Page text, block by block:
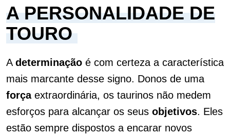
A PERSONALIDADE DE
TOURO
A determinação é com certeza a característica
mais marcante desse signo. Donos de uma
forçaextraordinária, os taurinos não medem
esforços para alcançar os seus objetivos. Eles
estão sempre dispostos a encarar novos